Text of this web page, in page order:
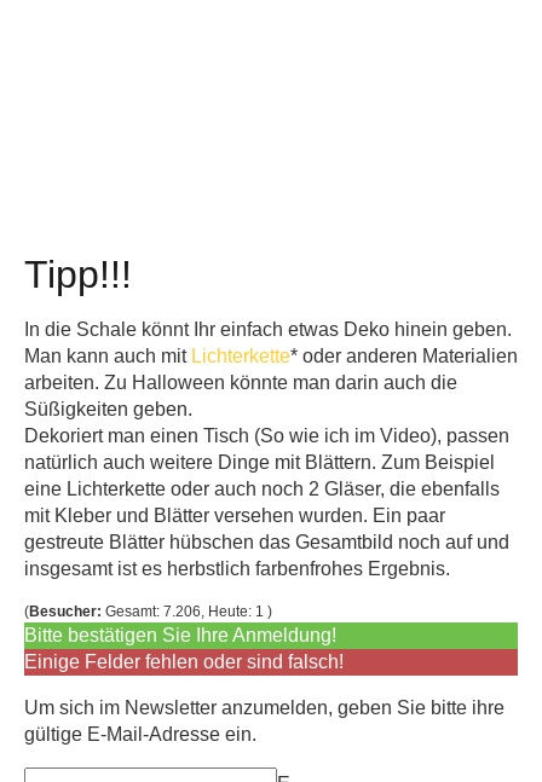
Tipp!!!
In die Schale könnt Ihr einfach etwas Deko hinein geben.
Man kann auch mit Lichterkette* oder anderen Materialien
arbeiten. Zu Halloween könnte man darin auch die
Süßigkeiten geben.
Dekoriert man einen Tisch (So wie ich im Video), passen
natürlich auch weitere Dinge mit Blättern. Zum Beispiel
eine Lichterkette oder auch noch 2 Gläser, die ebenfalls
mit Kleber und Blätter versehen wurden. Ein paar
gestreute Blätter hübschen das Gesamtbild noch auf und
insgesamt ist es herbstlich farbenfrohes Ergebnis.
(Besucher: Gesamt: 7.206, Heute: 1 )
Bitte bestätigen Sie Ihre Anmeldung!
Einige Felder fehlen oder sind falsch!
Um sich im Newsletter anzumelden, geben Sie bitte ihre
gültige E-Mail-Adresse ein.